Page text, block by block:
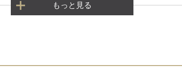
もっと見る